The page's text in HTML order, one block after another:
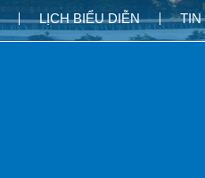
LỊCH BIỂU DIỄN TIN